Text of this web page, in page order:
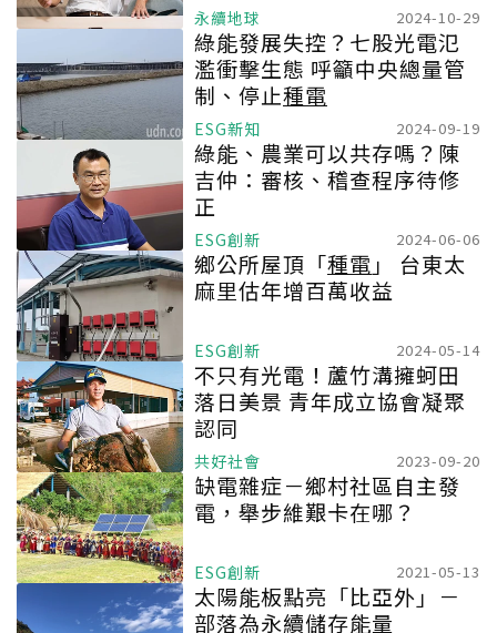
永續地球 2024-10-29
綠能發展失控？七股光電氾
濫衝擊生態 呼籲中央總量管
制、停止種電
ESG新知 2024-09-19
綠能、農業可以共存嗎？陳
吉仲：審核、稽查程序待修
正
ESG創新 2024-06-06
鄉公所屋頂「種電 」 台東太
麻里估年增百萬收益
ESG創新 2024-05-14
不只有光電！蘆竹溝擁蚵田
落日美景 青年成立協會凝聚
認同
共好社會 2023-09-20
缺電雜症－鄉村社區自主發
電，舉步維艱卡在哪？
ESG創新 2021-05-13
太陽能板點亮「比亞外」－
部落為永續儲存能量